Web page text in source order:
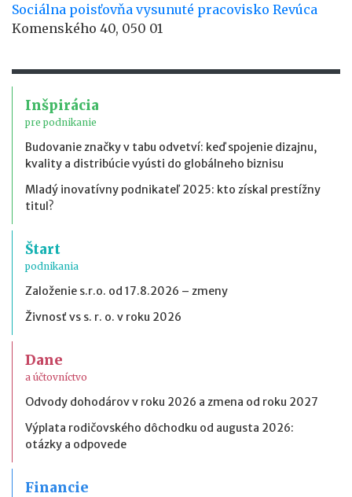
Sociálna poisťovňa vysunuté pracovisko Revúca
Komenského 40, 050 01
Inšpirácia
pre podnikanie
Budovanie značky v tabu odvetví: keď spojenie dizajnu,
kvality a distribúcie vyústi do globálneho biznisu
Mladý inovatívny podnikateľ 2025: kto získal prestížny
titul?
Štart
podnikania
Založenie s.r.o. od 17.8.2026 – zmeny
Živnosť vs s. r. o. v roku 2026
Dane
a účtovníctvo
Odvody dohodárov v roku 2026 a zmena od roku 2027
Výplata rodičovského dôchodku od augusta 2026:
otázky a odpovede
Financie